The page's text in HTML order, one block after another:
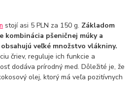
stojí asi 5 PLN za 150 g. Základom
kombinácia pšeničnej múky a
veľké množstvo vlákniny.
čriev, reguluje ich funkcie a
dodáva prírodný med. Dôležité je, že
olej, ktorý má veľa pozitívnych